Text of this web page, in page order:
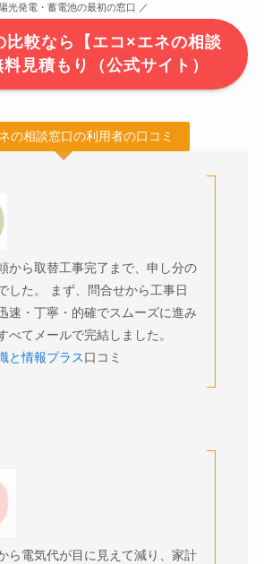
光発電・蓄電池の最初の窓口 ／
比較なら【エコ×エネの相談
見積もり（公式サイト）
の相談窓口の利用者の口コミ
から取替工事完了まで、申し分の
した。 まず、問合せから工事日
速・丁寧・的確でスムーズに進み
べてメールで完結しました。
と情報プラス口コミ
ら電気代が目に見えて減り、家計